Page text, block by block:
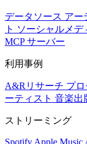
データソース アー
ト ソーシャルメデ
MCP サーバー
利用事例
A&Rリサーチ プ
ーティスト 音楽出
ストリーミング
Spotify Apple Music